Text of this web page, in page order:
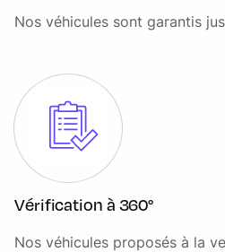
Nos véhicules sont garantis
Vérification à 360°
Nos véhicules proposés à la